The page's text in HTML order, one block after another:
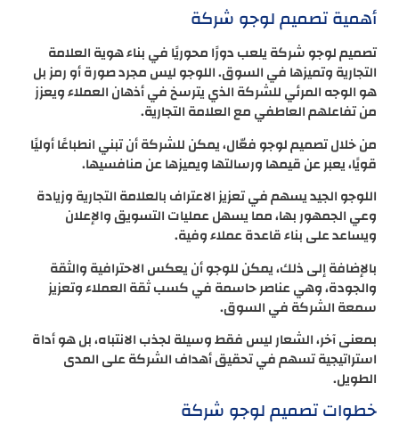
أهمية تصميم لوجو شركة
تصميم لوجو شركة يلعب دورًا محوريًا في بناء هوية العلامة
التجارية وتميزها في السوق. اللوجو ليس مجرد صورة أو رمز بل
هو الوجه المرئي للشركة الذي يترسخ في أذهان العملاء ويعزز
من تفاعلهم العاطفي مع العلامة التجارية.
من خلال تصميم لوجو فعّال، يمكن للشركة أن تبني انطباعًا أوليًا
قويًا، يعبر عن قيمها ورسالتها ويميزها عن منافسيها.
اللوجو الجيد يسهم في تعزيز الاعتراف بالعلامة التجارية وزيادة
وعي الجمهور بها، مما يسهل عمليات التسويق والإعلان
ويساعد على بناء قاعدة عملاء وفية.
بالإضافة إلى ذلك، يمكن للوجو أن يعكس الاحترافية والثقة
والجودة، وهي عناصر حاسمة في كسب ثقة العملاء وتعزيز
سمعة الشركة في السوق.
بمعنى آخر، الشعار ليس فقط وسيلة لجذب الانتباه، بل هو أداة
استراتيجية تسهم في تحقيق أهداف الشركة على المدى
الطويل.
خطوات تصميم لوجو شركة